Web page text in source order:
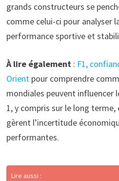
grands constructeurs se
comme celui-ci pour analyser
performance sportive et
À lire également: F1,
Orientpour comprendre
mondiales peuvent influencer
1, y compris sur le long
gèrent l’incertitude
performantes.
Lire aussi :